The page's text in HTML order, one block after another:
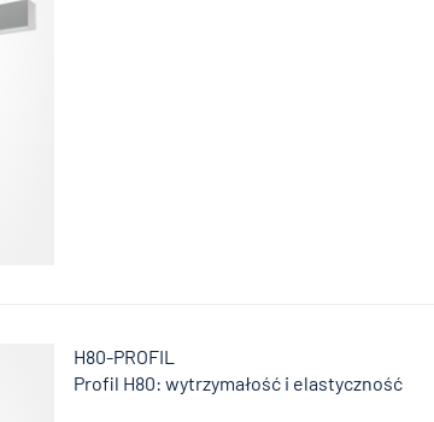
H80-PROFIL
Profil H80: wytrzymałość i elastyczność